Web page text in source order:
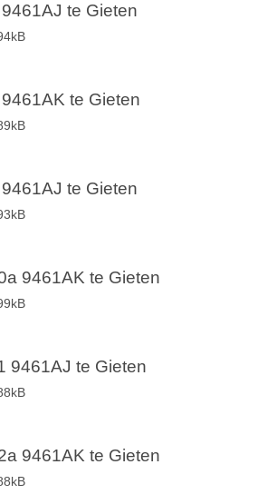
te Gieten
te Gieten
te Gieten
9461AK te Gieten
9461AJ te Gieten
9461AK te Gieten